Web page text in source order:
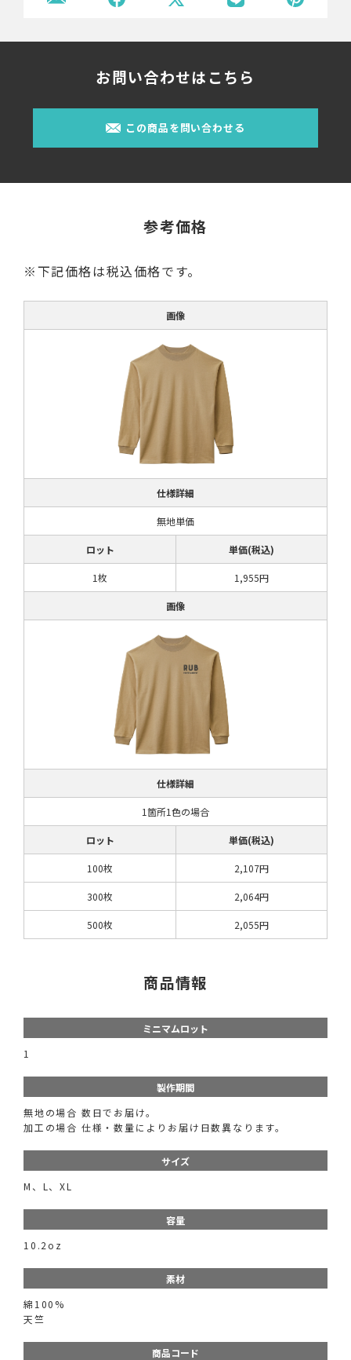
お問い合わせはこちら
この商品を問い合わせる
参考価格
※下記価格は税込価格です。
画像
仕様詳細
無地単価
ロット 単価(税込)
1枚 1,955円
画像
仕様詳細
1箇所1色の場合
ロット 単価(税込)
100枚 2,107円
300枚 2,064円
500枚 2,055円
商品情報
ミニマムロット
1
製作期間
無地の場合 数日でお届け。
加工の場合 仕様・数量によりお届け日数異なります。
サイズ
M、L、XL
容量
10.2oz
素材
綿100%
天竺
商品コード